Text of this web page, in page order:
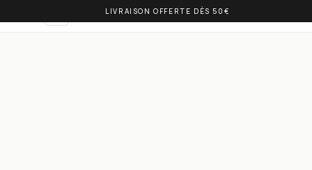
LIVRAISON OFFERTE DÈS 50€
OLIVIA BALM